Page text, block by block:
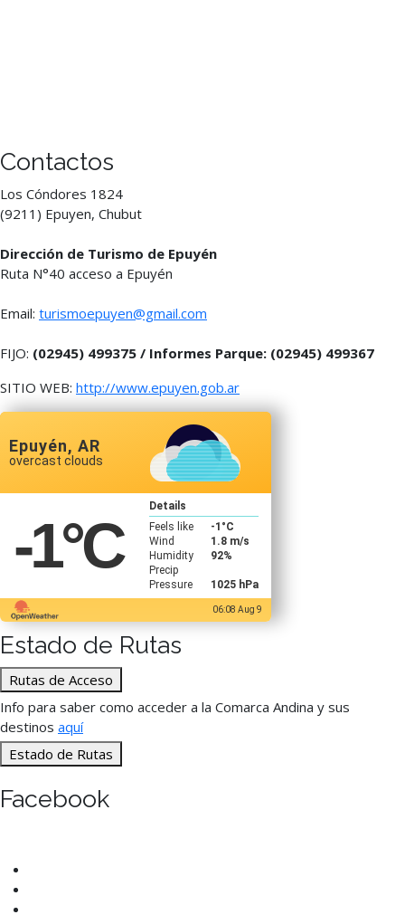
Contactos
Los Cóndores 1824
(9211) Epuyen, Chubut
Dirección de Turismo de Epuyén
Ruta N°40 acceso a Epuyén
Email: turismoepuyen@gmail.com
FIJO: (02945) 499375 / Informes Parque: (02945) 499367
SITIO WEB: http://www.epuyen.gob.ar
Epuyén, AR
overcast clouds
-1°C
Details
Feels like
-1 °C
Wind
1.8 m/s
Humidity
92%
Precip
Pressure
1025 hPa
06:08 Aug 9
Estado de Rutas
Rutas de Acceso
Info para saber como acceder a la Comarca Andina y sus
destinos aquí
Estado de Rutas
Facebook